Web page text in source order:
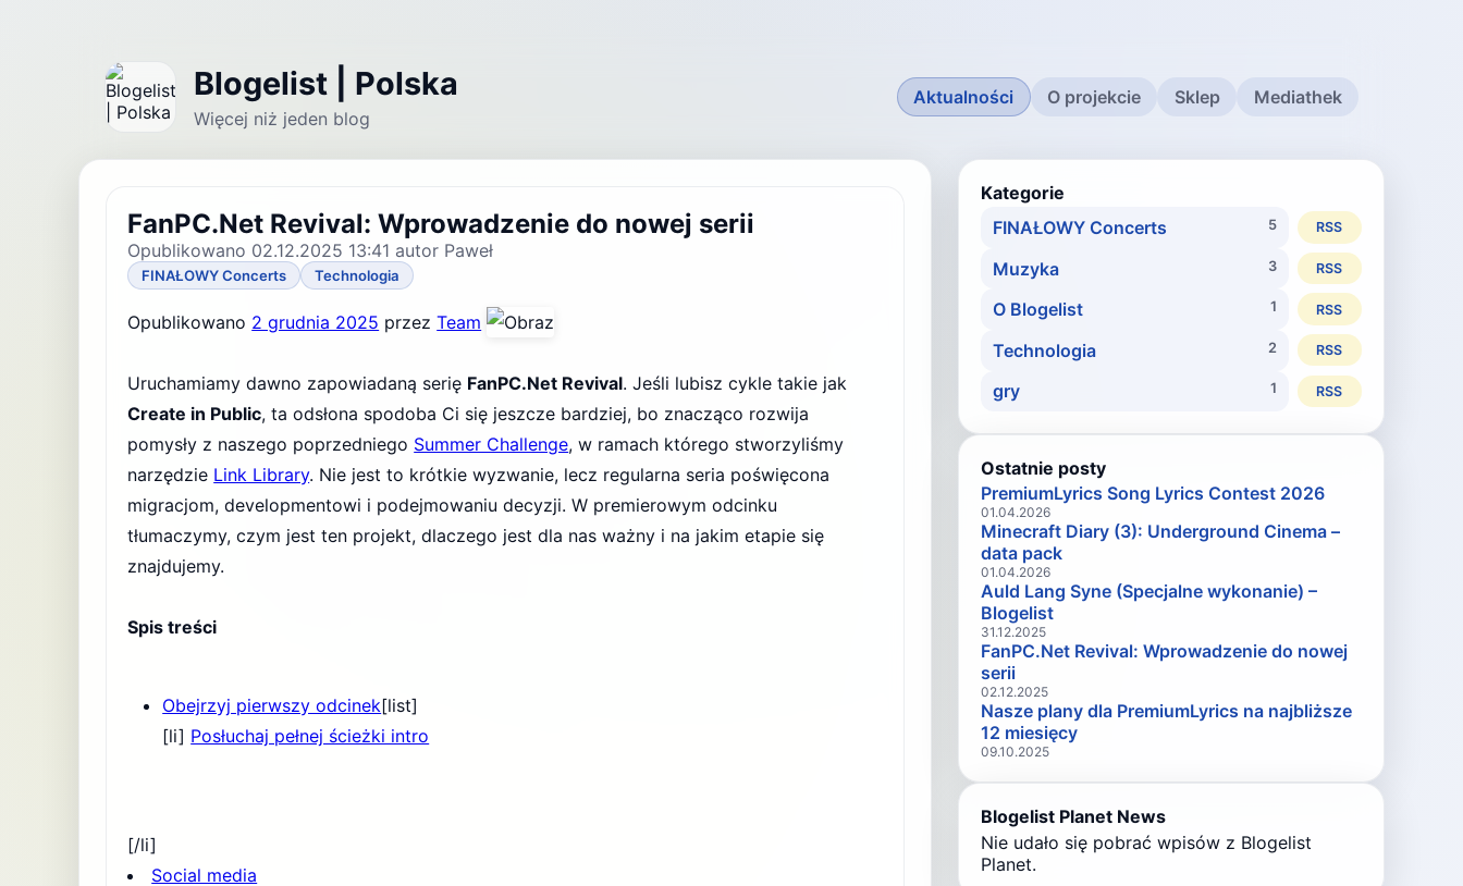
Blogelist | Polska
Więcej niż jeden blog
Aktualności O projekcie Sklep Mediathek
FanPC.Net Revival: Wprowadzenie do nowej serii
Opublikowano 02.12.2025 13:41 autor Paweł
FINAŁOWY Concerts Technologia
Opublikowano 2 grudnia 2025 przezTeam
Uruchamiamy dawno zapowiadaną serię FanPC.Net Revival. Jeśli lubisz cykle takie jak
Create in Public, ta odsłona spodoba Ci się jeszcze bardziej, bo znacząco rozwija
pomysły z naszego poprzedniego Summer Challenge, w ramach którego stworzyliśmy
narzędzie Link Library. Nie jest to krótkie wyzwanie, lecz regularna seria poświęcona
migracjom, developmentowi i podejmowaniu decyzji. W premierowym odcinku
tłumaczymy, czym jest ten projekt, dlaczego jest dla nas ważny i na jakim etapie się
znajdujemy.
Spis treści
Obejrzyj pierwszy odcinek[list]
[li] Posłuchaj pełnej ścieżki intro
[/li]
Social media
Kategorie
FINAŁOWY Concerts
5 RSS
Muzyka 3 RSS
O Blogelist 1 RSS
Technologia 2 RSS
gry 1 RSS
Ostatnie posty
PremiumLyrics Song Lyrics Contest 2026
01.04.2026
Minecraft Diary (3): Underground Cinema –
data pack
01.04.2026
Auld Lang Syne (Specjalne wykonanie) –
Blogelist
31.12.2025
FanPC.Net Revival: Wprowadzenie do nowej
serii
02.12.2025
Nasze plany dla PremiumLyrics na najbliższe
12 miesięcy
09.10.2025
Blogelist Planet News
Nie udało się pobrać wpisów z Blogelist
Planet.